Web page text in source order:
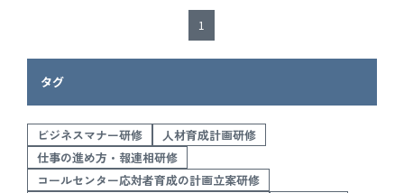
1
タグ
ビジネスマナー研修
人材育成計画研修
仕事の進め方・報連相研修
コールセンター応対者育成の計画立案研修